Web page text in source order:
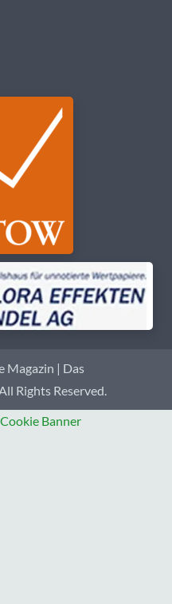
Magazin | Das
Rights Reserved.
Banner